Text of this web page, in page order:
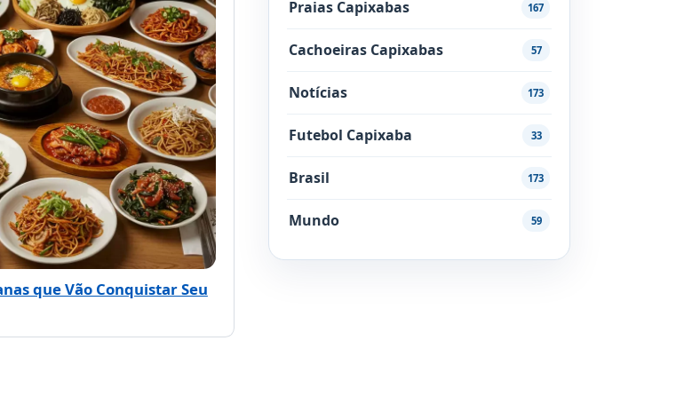
que Vão Conquistar Seu
Praias Capixabas 167
Cachoeiras Capixabas 57
Notícias 173
Futebol Capixaba 33
Brasil 173
Mundo 59